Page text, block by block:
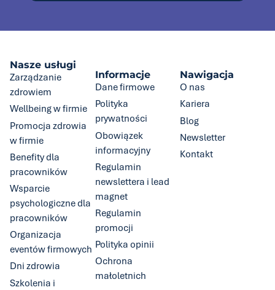
Nasze usługi
Zarządzanie
zdrowiem
Wellbeing w firmie
Promocja zdrowia
w firmie
Benefity dla
pracowników
Wsparcie
psychologiczne dla
pracowników
Organizacja
eventów firmowych
Dni zdrowia
Szkolenia i
Informacje
Dane firmowe
Polityka
prywatności
Obowiązek
informacyjny
Regulamin
newslettera i lead
magnet
Regulamin
promocji
Polityka opinii
Ochrona
małoletnich
Nawigacja
O nas
Kariera
Blog
Newsletter
Kontakt